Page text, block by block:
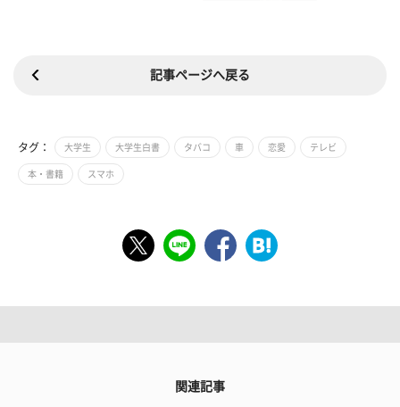
記事ページへ戻る
タグ： 大学生 大学生白書 タバコ 車 恋愛 テレビ
本・書籍 スマホ
関連記事